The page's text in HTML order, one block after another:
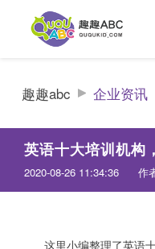
趣趣abc 企业资讯
英语十大培训机构
2020-08-26 11:34:36 作
这里小编整理了英语十